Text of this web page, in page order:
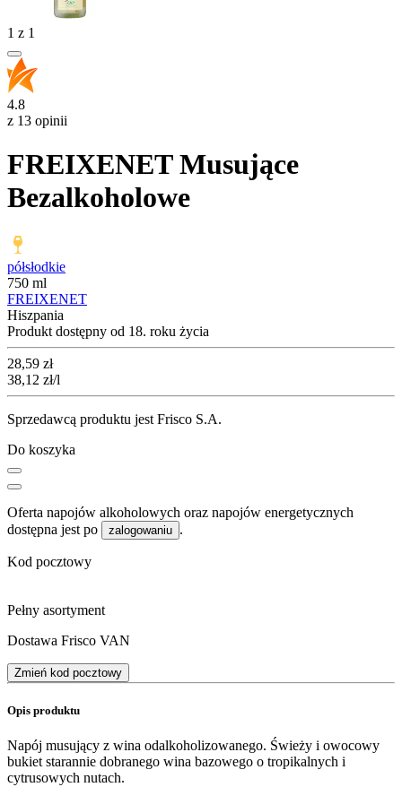
1 z 1
4.8
z 13 opinii
FREIXENET Musujące
Bezalkoholowe
półsłodkie
750 ml
FREIXENET
Hiszpania
Produkt dostępny od 18. roku życia
Cena
28,59 zł
38,12 zł/l
Sprzedawcą produktu jest Frisco S.A.
Do koszyka
Oferta napojów alkoholowych oraz napojów energetycznych
dostępna jest po
zalogowaniu .
Kod pocztowy
Pełny asortyment
Dostawa Frisco VAN
Zmień kod pocztowy
Opis produktu
Napój musujący z wina odalkoholizowanego. Świeży i owocowy
bukiet starannie dobranego wina bazowego o tropikalnych i
cytrusowych nutach.